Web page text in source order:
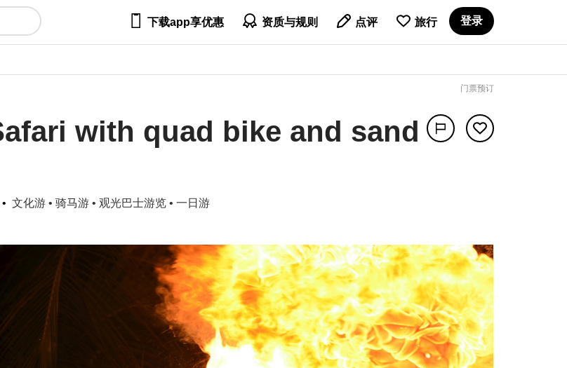
 下载app享优惠  资质与规则 点评 旅行 登录
门票预订
with quad bike and sand
文化游 • 骑马游 • 观光巴士游览 • 一日游